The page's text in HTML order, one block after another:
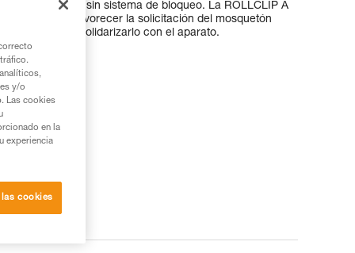
LOCK o sin sistema de bloqueo. La ROLLCLIP A
CAPTIV para favorecer la solicitación del mosquetón
de volteo y solidarizarlo con el aparato.
y/o
Las cookies
en la
experiencia
cookies